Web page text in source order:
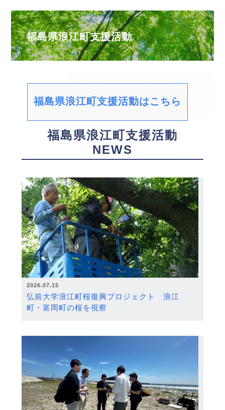
福島県浪江町支援活動
福島県浪江町支援活動はこちら
福島県浪江町支援活動
NEWS
2026.07.15
弘前大学浪江町桜復興プロジェクト 浪江
町・富岡町の桜を視察